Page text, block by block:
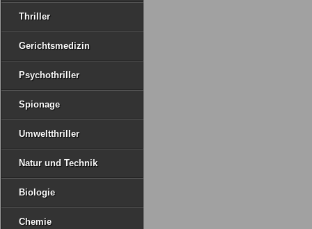
Thriller
Gerichtsmedizin
Psychothriller
Spionage
Umweltthriller
Natur und Technik
Biologie
Chemie